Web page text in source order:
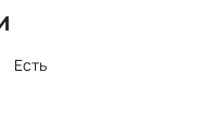
Есть